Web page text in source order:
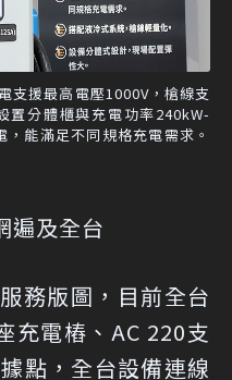
支援最高電壓1000V，槍線支
置分體櫃與充電功率240kW-
能滿足不同規格充電需求。
遍及全台
務版圖，目前全台
充電樁、AC 220支
點，全台設備連線